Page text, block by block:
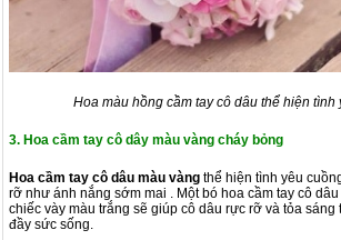
Hoa màu hồng cầm tay cô dâu thể hiện tình
3. Hoa cầm tay cô dây màu vàng cháy bỏng
Hoa cầm tay cô dâu màu vàng thể hiện tình yêu
rỡ như ánh nắng sớm mai . Một bó hoa cầm tay cô
chiếc vày màu trắng sẽ giúp cô dâu rực rỡ và tỏa
đầy sức sống.